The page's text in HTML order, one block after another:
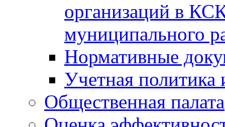
организаций в
муниципального
Нормативные
Учетная политика
Общественная палата